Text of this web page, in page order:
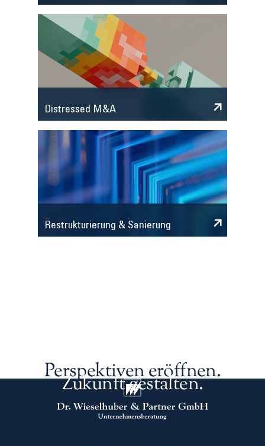
Distressed M&A
Restrukturierung & Sanierung
Perspektiven eröffnen.
Zukunft gestalten.